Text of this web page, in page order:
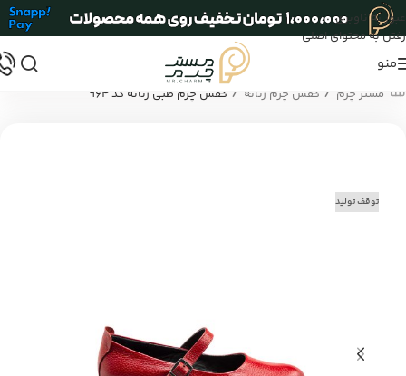
عبور به ناوبری
رفتن به محتوای اصلی
منو
مستر چرم / کفش چرم زنانه / کفش چرم طبی زنانه کد 964
توقف تولید